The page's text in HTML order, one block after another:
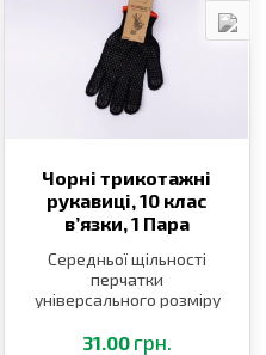
Чорні трикотажні
рукавиці, 10 клас
в’язки, 1 Пара
Середньої щільності
перчатки
універсального розміру
31.00 грн.